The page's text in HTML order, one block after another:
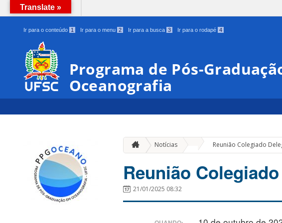
BRASIL
Ir para o conteúdo 1 Ir para o menu 2 Ir para a busca 3 Ir para o rodapé 4
Programa de Pós-
Oceanografia
Notícias Reunião Colegiado
Reunião
21/01/2025 08:32
Translate »